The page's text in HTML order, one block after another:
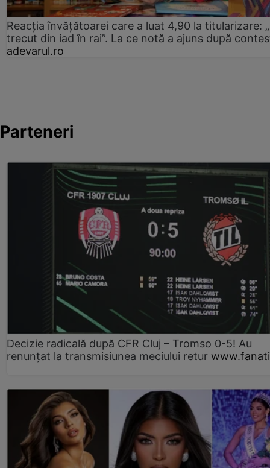
Reacția învățătoarei care a luat 4,90 la titularizare:
trecut din iad în rai”. La ce notă a ajuns după
adevarul.ro
Parteneri
Decizie radicală după CFR Cluj – Tromso 0-5! Au
renunțat la transmisiunea meciului retur